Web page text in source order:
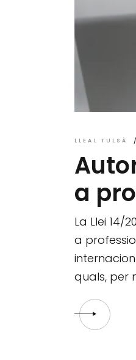
LLEAL TULSÀ
a
La Llei 14/
a
quals, per